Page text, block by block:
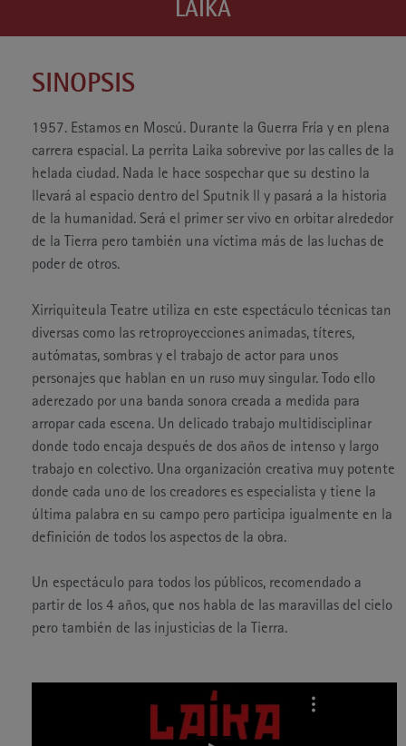
LAIKA
SINOPSIS
1957. Estamos en Moscú. Durante la Guerra Fría y en plena
carrera espacial. La perrita Laika sobrevive por las calles de la
helada ciudad. Nada le hace sospechar que su destino la
llevará al espacio dentro del Sputnik ll y pasará a la historia
de la humanidad. Será el primer ser vivo en orbitar alrededor
de la Tierra pero también una víctima más de las luchas de
poder de otros.
Xirriquiteula Teatre utiliza en este espectáculo técnicas tan
diversas como las retroproyecciones animadas, títeres,
autómatas, sombras y el trabajo de actor para unos
personajes que hablan en un ruso muy singular. Todo ello
aderezado por una banda sonora creada a medida para
arropar cada escena. Un delicado trabajo multidisciplinar
donde todo encaja después de dos años de intenso y largo
trabajo en colectivo. Una organización creativa muy potente
donde cada uno de los creadores es especialista y tiene la
última palabra en su campo pero participa igualmente en la
definición de todos los aspectos de la obra.
Un espectáculo para todos los públicos, recomendado a
partir de los 4 años, que nos habla de las maravillas del cielo
pero también de las injusticias de la Tierra.